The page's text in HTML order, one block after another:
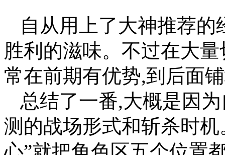
自从用上了大神推荐
胜利的滋味。不过在大
常在前期有优势,到后面
总结了一番,大概是因
测的战场形式和斩杀时